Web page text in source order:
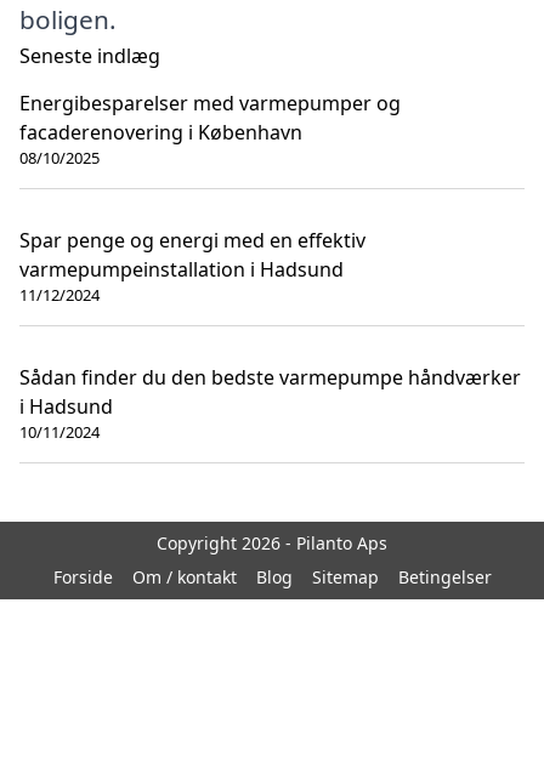
boligen.
Seneste indlæg
Energibesparelser med varmepumper og
facaderenovering i København
08/10/2025
Spar penge og energi med en effektiv
varmepumpeinstallation i Hadsund
11/12/2024
Sådan finder du den bedste varmepumpe håndværker
i Hadsund
10/11/2024
Copyright 2026 - Pilanto Aps
Forside
Om / kontakt Blog Sitemap Betingelser